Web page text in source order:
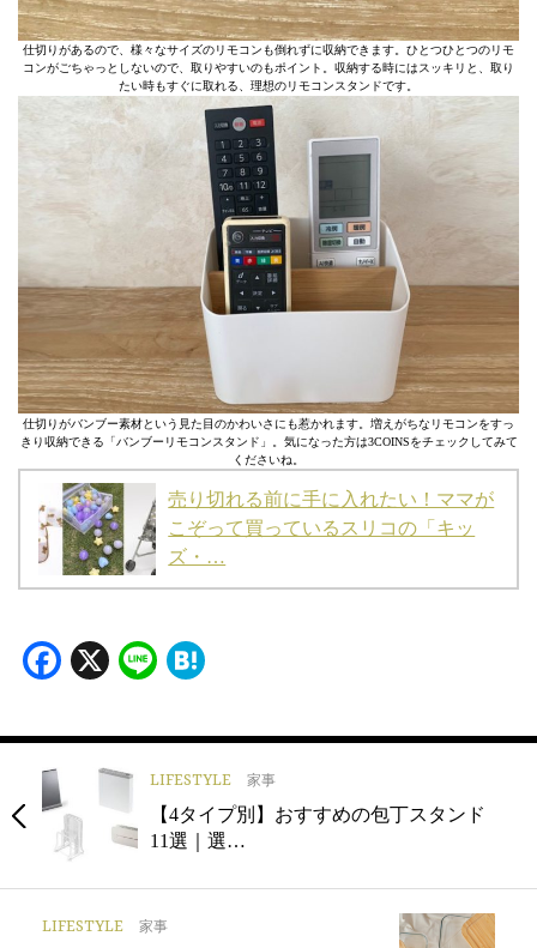
仕切りがあるので、様々なサイズのリモコンも倒れずに収納できます。ひとつひとつのリモ
コンがごちゃっとしないので、取りやすいのもポイント。収納する時にはスッキリと、取り
たい時もすぐに取れる、理想のリモコンスタンドです。
仕切りがバンブー素材という見た目のかわいさにも惹かれます。増えがちなリモコンをすっ
きり収納できる「バンブーリモコンスタンド」。気になった方は3COINSをチェックしてみて
くださいね。
売り切れる前に手に入れたい！ママが
こぞって買っているスリコの「キッ
ズ・…
Facebook
X Line
LIFESTYLE 家事
【4タイプ別】おすすめの包丁スタンド
11選｜選…
LIFESTYLE 家事